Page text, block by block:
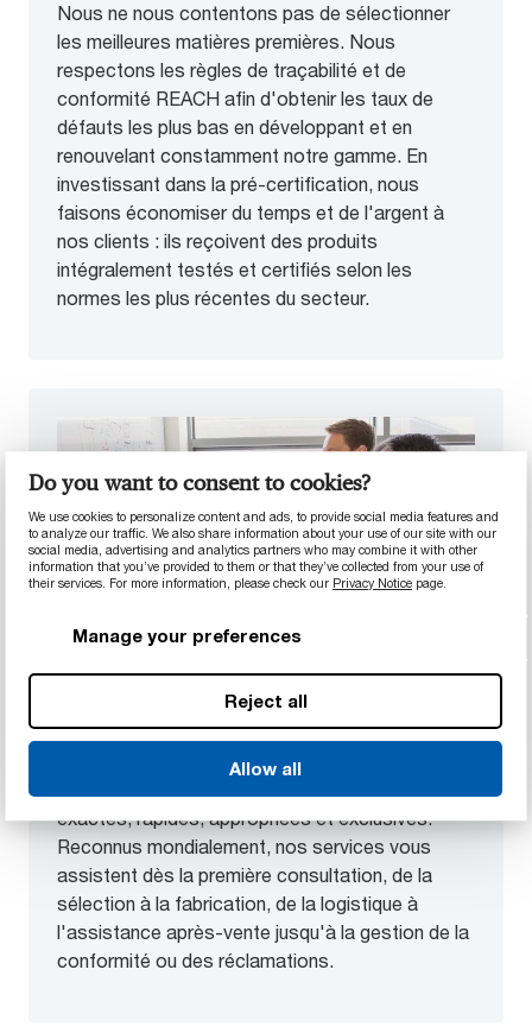
Do you want to consent to cookies?
We use cookies to personalize content and ads, to provide social media features and
to analyze our traffic. We also share information about your use of our site with our
social media, advertising and analytics partners who may combine it with other
information that you’ve provided to them or that they’ve collected from your use of
their services. For more information, please check our Privacy Notice page.
Manage your preferences
Reject all
Allow all
Nous ne nous contentons pas de sélectionner
les meilleures matières premières. Nous
respectons les règles de traçabilité et de
conformité REACH afin d'obtenir les taux de
défauts les plus bas en développant et en
renouvelant constamment notre gamme. En
investissant dans la pré-certification, nous
faisons économiser du temps et de l'argent à
nos clients : ils reçoivent des produits
intégralement testés et certifiés selon les
normes les plus récentes du secteur.
Services de pointe
Nous pouvons tester, créer un prototype et
adapter des matériaux in situ ou dans des
environnements simulés avec grande précision,
exactes, rapides, appropriées et exclusives.
Reconnus mondialement, nos services vous
assistent dès la première consultation, de la
sélection à la fabrication, de la logistique à
l'assistance après-vente jusqu'à la gestion de la
conformité ou des réclamations.